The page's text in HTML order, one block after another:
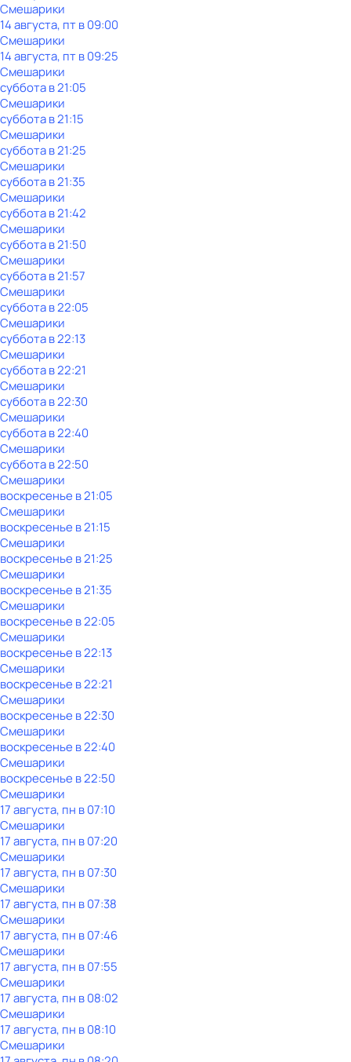
Смешарики
14 августа, пт в 09:00
Смешарики
14 августа, пт в 09:25
Смешарики
субботав21:05
Смешарики
субботав21:15
Смешарики
субботав21:25
Смешарики
субботав21:35
Смешарики
субботав21:42
Смешарики
субботав21:50
Смешарики
субботав21:57
Смешарики
субботав22:05
Смешарики
субботав22:13
Смешарики
субботав22:21
Смешарики
субботав22:30
Смешарики
субботав22:40
Смешарики
субботав22:50
Смешарики
воскресенье в21:05
Смешарики
воскресенье в21:15
Смешарики
воскресенье в21:25
Смешарики
воскресенье в21:35
Смешарики
воскресенье в22:05
Смешарики
воскресенье в22:13
Смешарики
воскресенье в22:21
Смешарики
воскресенье в22:30
Смешарики
воскресенье в22:40
Смешарики
воскресенье в22:50
Смешарики
17 августа, пн в 07:10
Смешарики
17 августа, пн в 07:20
Смешарики
17 августа, пн в 07:30
Смешарики
17 августа, пн в 07:38
Смешарики
17 августа, пн в 07:46
Смешарики
17 августа, пн в 07:55
Смешарики
17 августа, пн в 08:02
Смешарики
17 августа, пн в 08:10
Смешарики